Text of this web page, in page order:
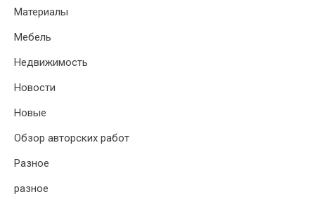
Материалы
Мебель
Недвижимость
Новости
Новые
Обзор авторских работ
Разное
разное